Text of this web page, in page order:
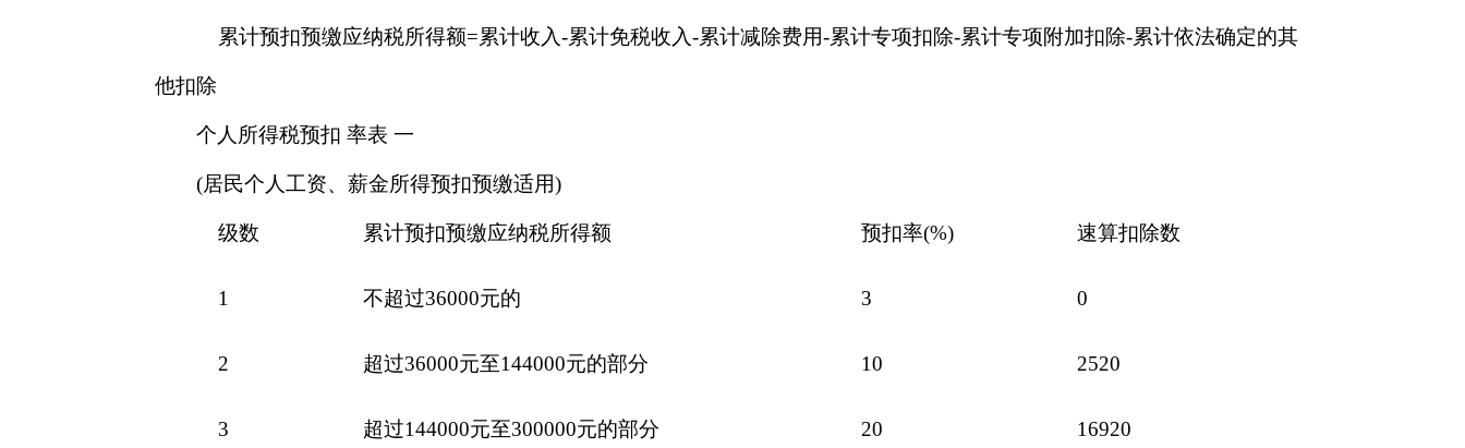
累计预扣预缴应纳税所得额=累计收入-累计免税收入-累计减除费用-累计专项扣除-累计专项附加扣除-累计依法确定的其
他扣除
个人所得税预扣 率表 一
(居民个人工资、薪金所得预扣预缴适用)
级数 累计预扣预缴应纳税所得额 预扣率(%) 速算扣除数
1 不超过36000元的 3 0
2 超过36000元至144000元的部分 10 2520
3 超过144000元至300000元的部分 20 16920